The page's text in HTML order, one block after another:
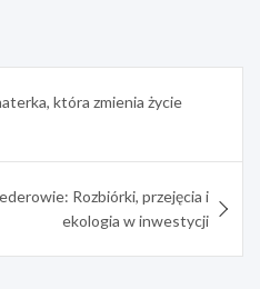
która zmienia życie
Rozbiórki, przejęcia i
ekologia w inwestycji